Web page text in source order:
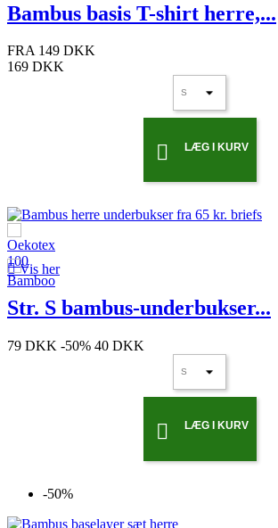
Bambus basis T-shirt herre,...
FRA 149 DKK
169 DKK
 LÆG I KURV
Vis her
Str. S bambus-underbukser...
79 DKK -50% 40 DKK
 LÆG I KURV
-50%